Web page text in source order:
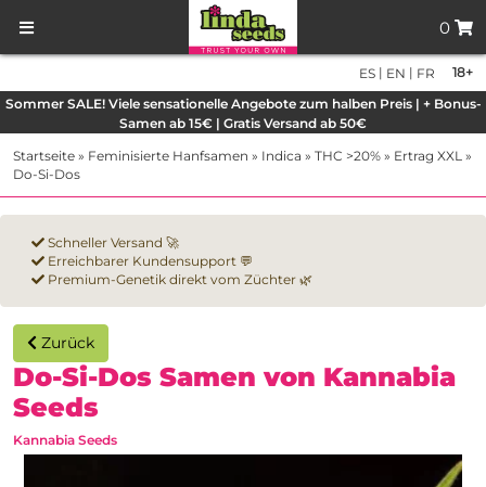
0
18+
ES | EN | FR
Sommer SALE! Viele sensationelle Angebote zum halben Preis | + Bonus-
Samen ab 15€ | Gratis Versand ab 50€
Startseite » Feminisierte Hanfsamen » Indica » THC >20% » Ertrag XXL »
Do-Si-Dos
Schneller Versand 🚀
Erreichbarer Kundensupport 💬
Premium-Genetik direkt vom Züchter 🌿
Zurück
Do-Si-Dos Samen von Kannabia
Seeds
Kannabia Seeds